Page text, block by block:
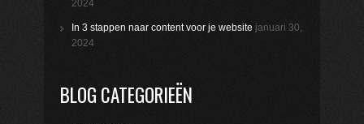
2024
In 3 stappen naar content voor je website januari 30,
2024
BLOG CATEGORIEËN